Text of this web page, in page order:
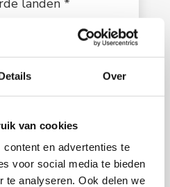
Over
van cookies
en advertenties te
voor social media te bieden
te analyseren. Ook delen we
aan/uitzetten
24,95